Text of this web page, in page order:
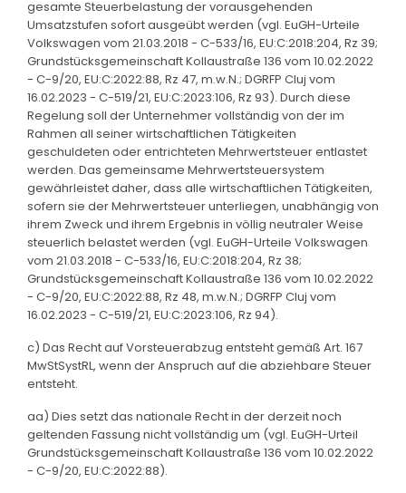
gesamte Steuerbelastung der vorausgehenden
Umsatzstufen sofort ausgeübt werden (vgl. EuGH-Urteile
Volkswagen vom 21.03.2018 - C-533/16, EU:C:2018:204, Rz 39;
Grundstücksgemeinschaft Kollaustraße 136 vom 10.02.2022
- C-9/20, EU:C:2022:88, Rz 47, m.w.N.; DGRFP Cluj vom
16.02.2023 - C-519/21, EU:C:2023:106, Rz 93). Durch diese
Regelung soll der Unternehmer vollständig von der im
Rahmen all seiner wirtschaftlichen Tätigkeiten
geschuldeten oder entrichteten Mehrwertsteuer entlastet
werden. Das gemeinsame Mehrwertsteuersystem
gewährleistet daher, dass alle wirtschaftlichen Tätigkeiten,
sofern sie der Mehrwertsteuer unterliegen, unabhängig von
ihrem Zweck und ihrem Ergebnis in völlig neutraler Weise
steuerlich belastet werden (vgl. EuGH-Urteile Volkswagen
vom 21.03.2018 - C-533/16, EU:C:2018:204, Rz 38;
Grundstücksgemeinschaft Kollaustraße 136 vom 10.02.2022
- C-9/20, EU:C:2022:88, Rz 48, m.w.N.; DGRFP Cluj vom
16.02.2023 - C-519/21, EU:C:2023:106, Rz 94).
c) Das Recht auf Vorsteuerabzug entsteht gemäß Art. 167
MwStSystRL, wenn der Anspruch auf die abziehbare Steuer
entsteht.
aa) Dies setzt das nationale Recht in der derzeit noch
geltenden Fassung nicht vollständig um (vgl. EuGH-Urteil
Grundstücksgemeinschaft Kollaustraße 136 vom 10.02.2022
- C-9/20, EU:C:2022:88).